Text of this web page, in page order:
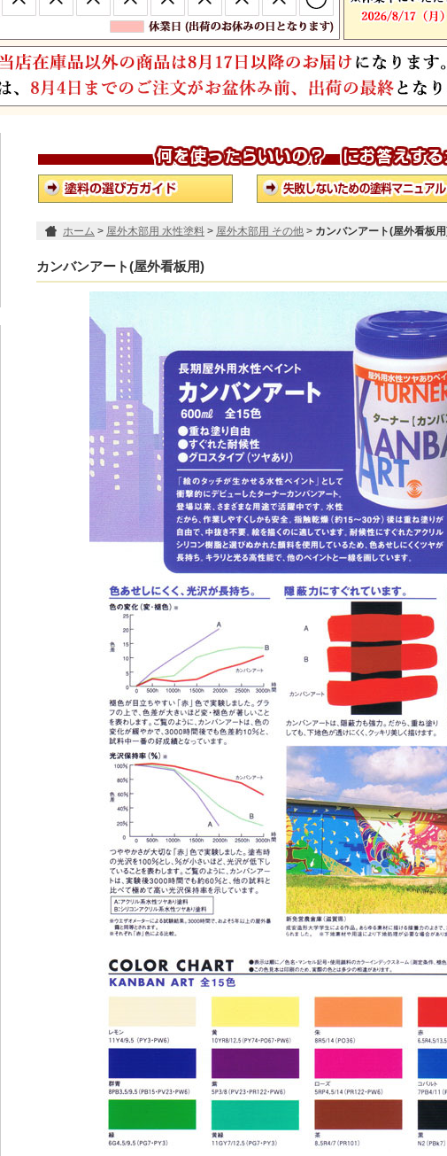
ホーム > 屋外木部用 水性塗料 > 屋外木部用 その他 > カンバンアート(屋外看板
カンバンアート(屋外看板用)